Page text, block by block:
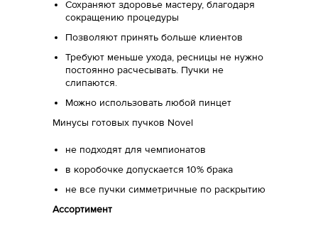
Сохраняют здоровье мастеру, благодаря
сокращению процедуры
Позволяют принять больше клиентов
Требуют меньше ухода, ресницы не нужно
постоянно расчесывать. Пучки не
слипаются.
Можно использовать любой пинцет
Минусы готовых пучков Novel
не подходят для чемпионатов
в коробочке допускается 10% брака
не все пучки симметричные по раскрытию
Ассортимент